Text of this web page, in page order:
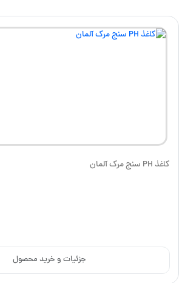
کاغذ PH سنج مرک آلمان
جزئیات و خرید محصول